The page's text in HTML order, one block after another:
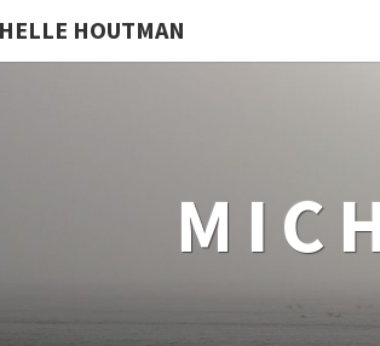
HOUTMAN